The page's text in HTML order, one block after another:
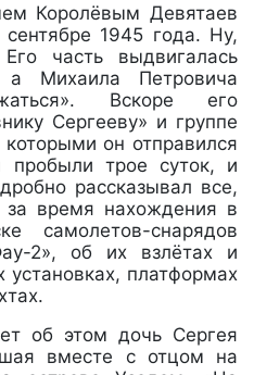
Королёвым Девятаев
1945 года. Ну,
часть выдвигалась
Михаила Петровича
Вскоре его
Сергееву» и группе
он отправился
трое суток, и
рассказывал все,
за время нахождения в
самолетов-снарядов
2», об их взлётах и
установках, платформах
об этом дочь Сергея
вместе с отцом на